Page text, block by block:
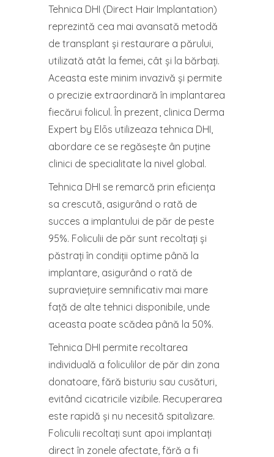
Tehnica DHI (Direct Hair Implantation)
reprezintă cea mai avansată metodă
de transplant și restaurare a părului,
utilizată atât la femei, cât și la bărbați.
Aceasta este minim invazivă și permite
o precizie extraordinară în implantarea
fiecărui folicul. În prezent, clinica Derma
Expert by Elōs utilizeaza tehnica DHI,
abordare ce se regăsește ân puține
clinici de specialitate la nivel global.
Tehnica DHI se remarcă prin eficiența
sa crescută, asigurând o rată de
succes a implantului de păr de peste
95%. Foliculii de păr sunt recoltați și
păstrați în condiții optime până la
implantare, asigurând o rată de
supraviețuire semnificativ mai mare
față de alte tehnici disponibile, unde
aceasta poate scădea până la 50%.
Tehnica DHI permite recoltarea
individuală a foliculilor de păr din zona
donatoare, fără bisturiu sau cusături,
evitând cicatricile vizibile. Recuperarea
este rapidă și nu necesită spitalizare.
Foliculii recoltați sunt apoi implantați
direct în zonele afectate, fără a fi